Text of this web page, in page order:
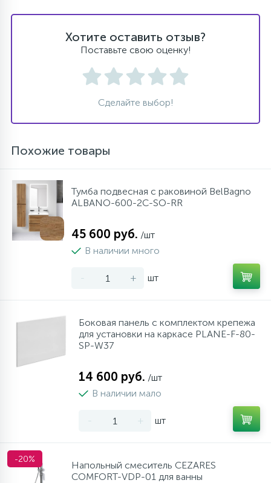
Хотите оставить отзыв?
Поставьте свою оценку!
Сделайте выбор!
Похожие товары
Тумба подвесная с раковиной BelBagno
ALBANO-600-2C-SO-RR
45 600 руб. /шт
В наличии много
- + шт
Боковая панель с комплектом крепежа
для установки на каркасе PLANE-F-80-
SP-W37
14 600 руб. /шт
В наличии мало
- + шт
-20%
Напольный смеситель CEZARES
COMFORT-VDP-01 для ванны